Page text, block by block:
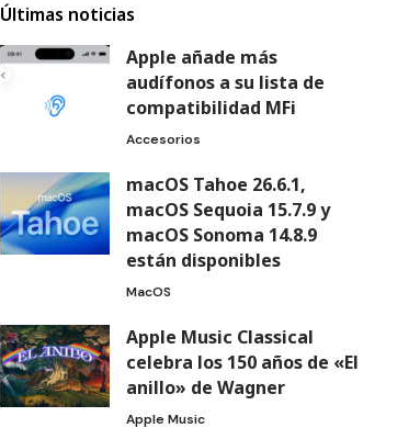
Últimas noticias
Apple añade más
audífonos a su lista de
compatibilidad MFi
Accesorios
macOS Tahoe 26.6.1,
macOS Sequoia 15.7.9 y
macOS Sonoma 14.8.9
están disponibles
MacOS
Apple Music Classical
celebra los 150 años de «El
anillo» de Wagner
Apple Music